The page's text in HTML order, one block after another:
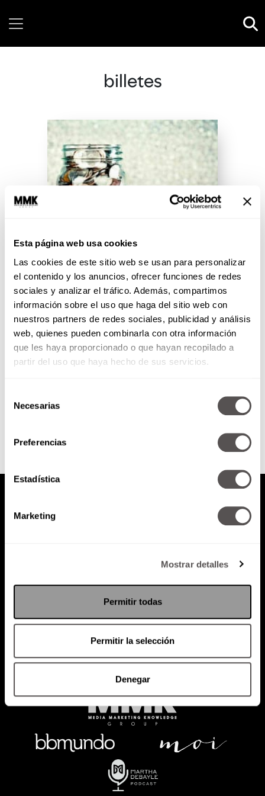
Esta página web usa cookies
Las cookies de este sitio web se usan para personalizar
el contenido y los anuncios, ofrecer funciones de redes
sociales y analizar el tráfico. Además, compartimos
información sobre el uso que haga del sitio web con
nuestros partners de redes sociales, publicidad y análisis
web, quienes pueden combinarla con otra información
que les haya proporcionado o que hayan recopilado a
partir del uso que haya hecho de sus servicios.
Necesarias
Preferencias
Estadística
Marketing
Mostrar detalles
Permitir todas
Permitir la selección
Denegar
billetes
Reto de ahorro de 52 semanas
En internet ha estado circulando
una tabla del ahorro para un año,
nosotros no nos quedamos
atrás. ¿Te unes?
Política de Privacidad
PODCAST RADIO MARTHA EVENTOS
SACA TU ID